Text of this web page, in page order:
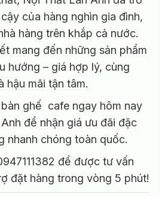
của hàng nghìn gia đình,
hàng trên khắp cả nước.
mang đến những sản phẩm
hướng – giá hợp lý, cùng
hậu mãi tận tâm.
ghế cafe ngay hôm nay
để nhận giá ưu đãi đặc
nhanh chóng toàn quốc.
để được tư vấn
đặt hàng trong vòng 5 phút!